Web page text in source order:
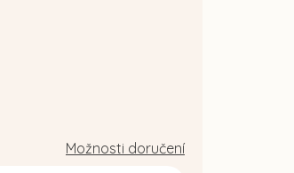
Možnosti doručení